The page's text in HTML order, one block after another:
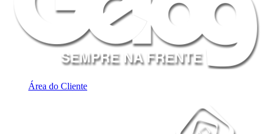
Área do Cliente